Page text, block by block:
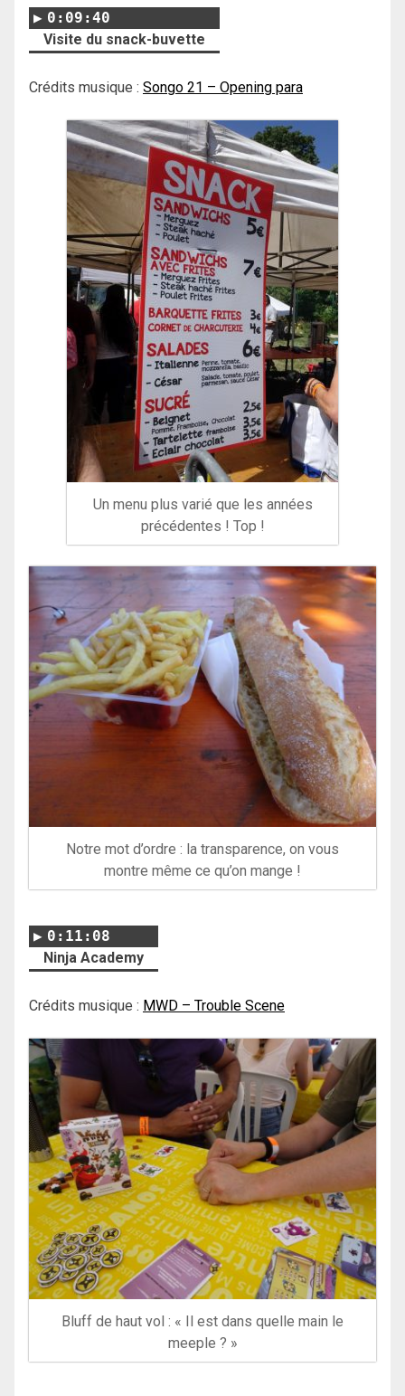
0:09:40
Visite du snack-buvette
Crédits musique : Songo 21 – Opening para
Un menu plus varié que les années
précédentes ! Top !
Notre mot d’ordre : la transparence, on vous
montre même ce qu’on mange !
0:11:08
Ninja Academy
Crédits musique : MWD – Trouble Scene
Bluff de haut vol : « Il est dans quelle main le
meeple ? »